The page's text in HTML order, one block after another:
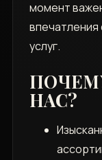
момент
услуг.
НАС?